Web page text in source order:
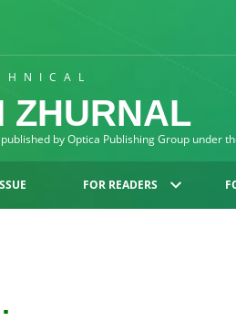
ZHURNAL
by Optica Publishing Group under
FOR READERS